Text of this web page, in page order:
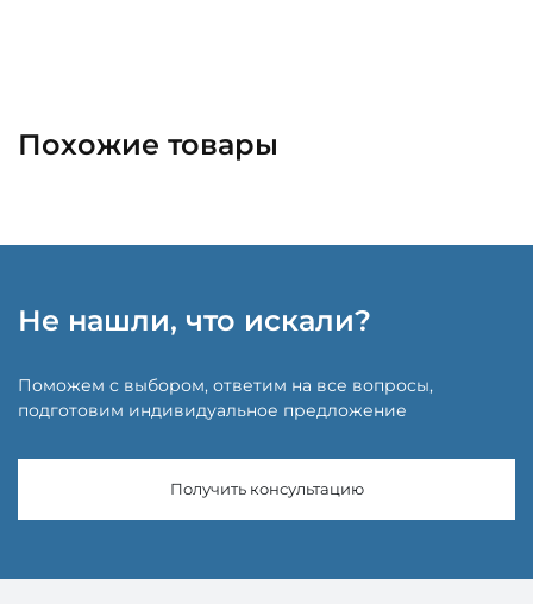
Похожие товары
Не нашли, что искали?
Поможем с выбором, ответим на все вопросы,
подготовим индивидуальное предложение
Получить консультацию